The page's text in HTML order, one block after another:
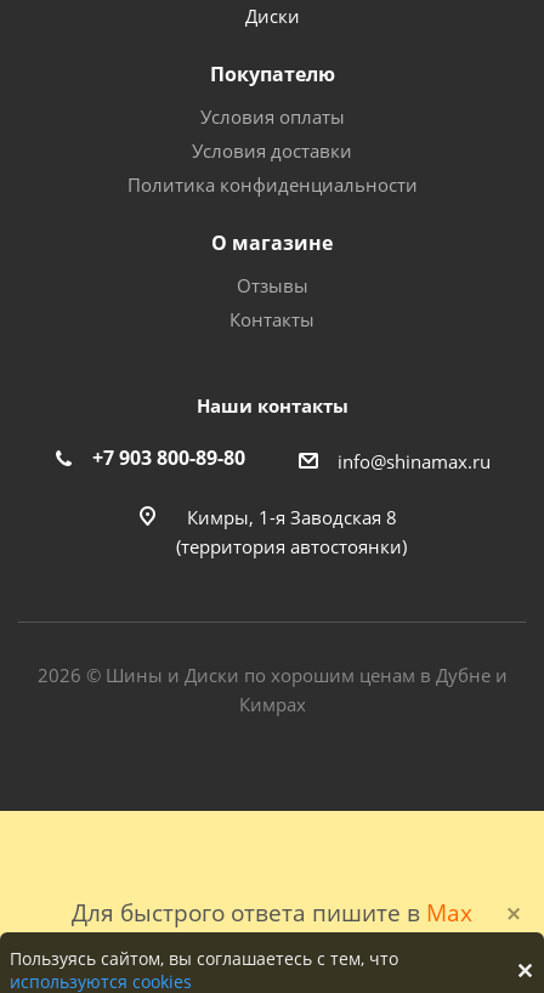
Для быстрого ответа пишите в Max
Диски
Покупателю
Условия оплаты
Условия доставки
Политика конфиденциальности
О магазине
Отзывы
Контакты
Наши контакты
+7 903 800-89-80 info@shinamax.ru
Кимры, 1-я Заводская 8
(территория автостоянки)
2026 © Шины и Диски по хорошим ценам в Дубне и
Кимрах
Пользуясь сайтом, вы соглашаетесь с тем, что
используются cookies